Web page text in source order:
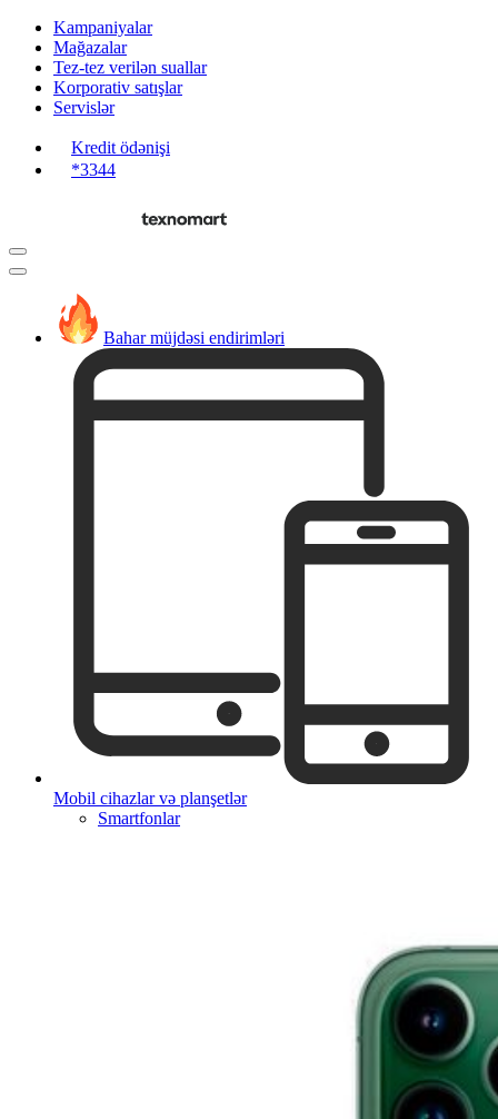
Kampaniyalar
Mağazalar
Tez-tez verilən suallar
Korporativ satışlar
Servislər
Kredit ödənişi
*3344
Bahar müjdəsi endirimləri
Mobil cihazlar və planşetlər
Smartfonlar